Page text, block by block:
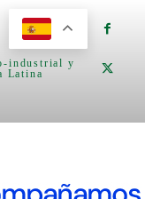
industrial y
Latina